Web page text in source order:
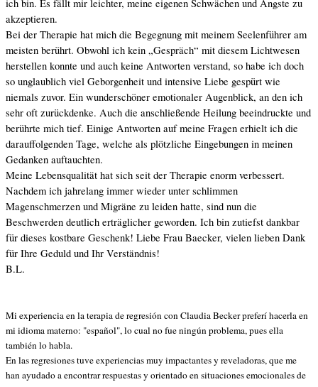
ich bin. Es fällt mir leichter, meine eigenen Schwächen und Ängste zu
akzeptieren.
Bei der Therapie hat mich die Begegnung mit meinem Seelenführer am
meisten berührt. Obwohl ich kein „Gespräch“ mit diesem Lichtwesen
herstellen konnte und auch keine Antworten verstand, so habe ich doch
so unglaublich viel Geborgenheit und intensive Liebe gespürt wie
niemals zuvor. Ein wunderschöner emotionaler Augenblick, an den ich
sehr oft zurückdenke. Auch die anschließende Heilung beeindruckte und
berührte mich tief. Einige Antworten auf meine Fragen erhielt ich die
darauffolgenden Tage, welche als plötzliche Eingebungen in meinen
Gedanken auftauchten.
Meine Lebensqualität hat sich seit der Therapie enorm verbessert.
Nachdem ich jahrelang immer wieder unter schlimmen
Magenschmerzen und Migräne zu leiden hatte, sind nun die
Beschwerden deutlich erträglicher geworden. Ich bin zutiefst dankbar
für dieses kostbare Geschenk! Liebe Frau Baecker, vielen lieben Dank
für Ihre Geduld und Ihr Verständnis!
B.L.
Mi experiencia en la terapia de regresión con Claudia Becker preferí hacerla en
mi idioma materno: "español", lo cual no fue ningún problema, pues ella
también lo habla.
En las regresiones tuve experiencias muy impactantes y reveladoras, que me
han ayudado a encontrar respuestas y orientado en situaciones emocionales de